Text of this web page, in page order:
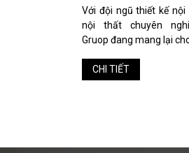
Với đội ngũ thiết kế
nội thất chuyên
Gruop đang mang lại
CHI TIẾT